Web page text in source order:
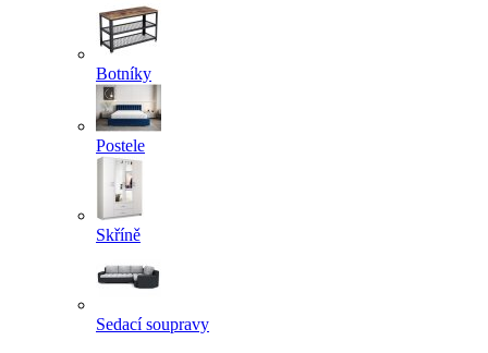
Botníky
Postele
Skříně
Sedací soupravy